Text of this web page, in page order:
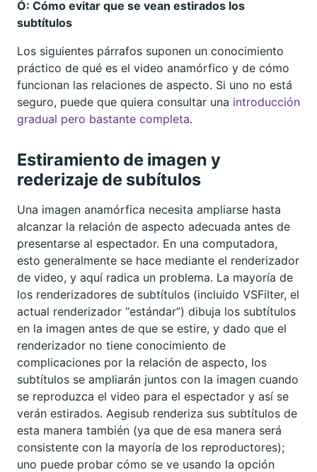
Ó: Cómo evitar que se vean estirados los
subtítulos
Los siguientes párrafos suponen un conocimiento
práctico de qué es el video anamórfico y de cómo
funcionan las relaciones de aspecto. Si uno no está
seguro, puede que quiera consultar una introducción
gradual pero bastante completa.
Estiramiento de imagen y
rederizaje de subítulos
Una imagen anamórfica necesita ampliarse hasta
alcanzar la relación de aspecto adecuada antes de
presentarse al espectador. En una computadora,
esto generalmente se hace mediante el renderizador
de video, y aquí radica un problema. La mayoría de
los renderizadores de subtítulos (incluido VSFilter, el
actual renderizador “estándar”) dibuja los subtítulos
en la imagen antes de que se estire, y dado que el
renderizador no tiene conocimiento de
complicaciones por la relación de aspecto, los
subtítulos se ampliarán juntos con la imagen cuando
se reproduzca el video para el espectador y así se
verán estirados. Aegisub renderiza sus subtítulos de
esta manera también (ya que de esa manera será
consistente con la mayoría de los reproductores);
uno puede probar cómo se ve usando la opción